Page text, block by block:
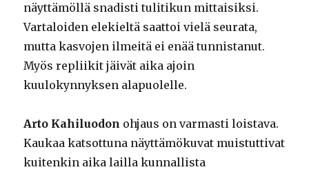
näyttämöllä snadisti tulitikun mittaisiksi.
Vartaloiden elekieltä saattoi vielä seurata,
mutta kasvojen ilmeitä ei enää tunnistanut.
Myös repliikit jäivät aika ajoin
kuulokynnyksen alapuolelle.
Arto Kahiluodon ohjaus on varmasti loistava.
Kaukaa katsottuna näyttämökuvat muistuttivat
kuitenkin aika lailla kunnallista